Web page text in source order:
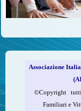
C'è un modo di
delle vittime della
loro familiari che non
Compila la scheda
Firma nel riquadro
Associazione
©​Copyright tutti
Familiari e